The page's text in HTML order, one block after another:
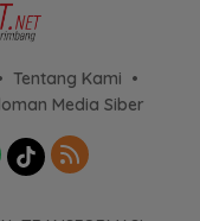
Tentang Kami
Media Siber